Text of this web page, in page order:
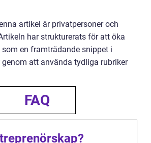
artikel är privatpersoner och
har strukturerats för att öka
en framträdande snippet i
genom att använda tydliga rubriker
FAQ